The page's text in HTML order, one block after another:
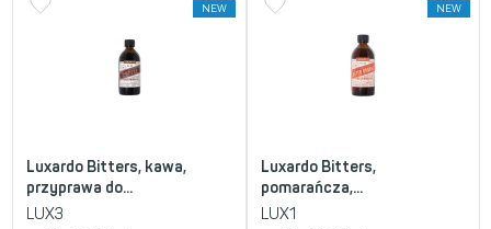
NEW
Luxardo Bitters, kawa,
przyprawa do...
LUX3
NEW
Luxardo Bitters,
pomarańcza,...
LUX1